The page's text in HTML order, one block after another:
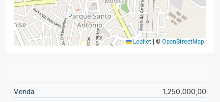
Leaflet © OpenStreetMap
Venda 1.250.000,00